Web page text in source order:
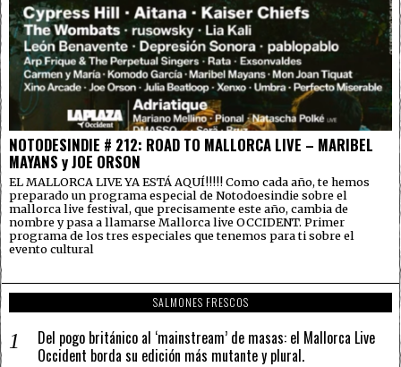
NOTODESINDIE # 212: ROAD TO MALLORCA LIVE – MARIBEL
MAYANS y JOE ORSON
EL MALLORCA LIVE YA ESTÁ AQUÍ!!!!! Como cada año, te hemos
preparado un programa especial de Notodoesindie sobre el
mallorca live festival, que precisamente este año, cambia de
nombre y pasa a llamarse Mallorca live OCCIDENT. Primer
programa de los tres especiales que tenemos para ti sobre el
evento cultural
SALMONES FRESCOS
Del pogo británico al ‘mainstream’ de masas: el Mallorca Live
Occident borda su edición más mutante y plural.